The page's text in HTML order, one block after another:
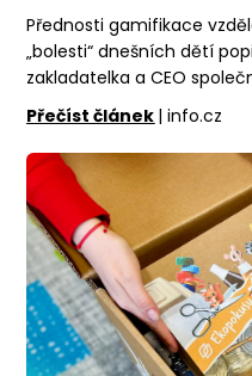
Přednosti gamifikace
„bolesti“ dnešních dětí
zakladatelka a CEO
Přečíst článek | info.cz